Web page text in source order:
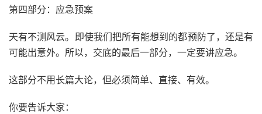
第四部分：应急预案
天有不测风云。即使我们把所有能想到的都预防了，还是有
可能出意外。所以，交底的最后一部分，一定要讲应急。
这部分不用长篇大论，但必须简单、直接、有效。
你要告诉大家：